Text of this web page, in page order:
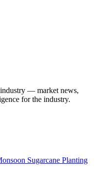
— market news,
for the industry.